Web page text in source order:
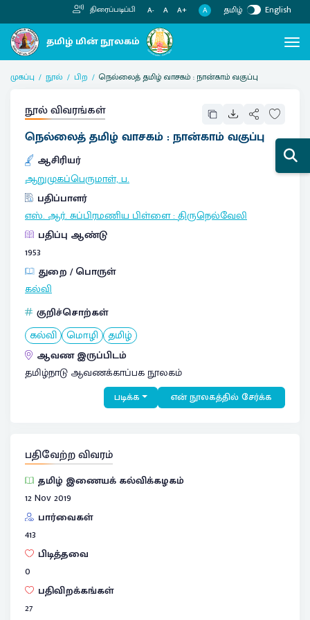
திரைப்படிப்பி A- A A+ A தமிழ் English
முகப்பு நூல் பிற நெல்லைத் தமிழ் வாசகம் : நான்காம் வகுப்பு
நூல் விவரங்கள்
நெல்லைத் தமிழ் வாசகம் : நான்காம் வகுப்பு
ஆசிரியர்
ஆறுமுகப்பெருமாள், ப.
பதிப்பாளர்
எஸ். ஆர். சுப்பிரமணிய பிள்ளை:திருநெல்வேலி
பதிப்பு ஆண்டு
1953
துறை / பொருள்
கல்வி
குறிச்சொற்கள்
கல்வி மொழி தமிழ்
ஆவண இருப்பிடம்
தமிழ்நாடு ஆவணக்காப்பக நூலகம்
படிக்க என் நூலகத்தில் சேர்க்க
பதிவேற்ற விவரம்
தமிழ் இணையக் கல்விக்கழகம்
12 Nov 2019
பார்வைகள்
413
பிடித்தவை
0
பதிவிறக்கங்கள்
27